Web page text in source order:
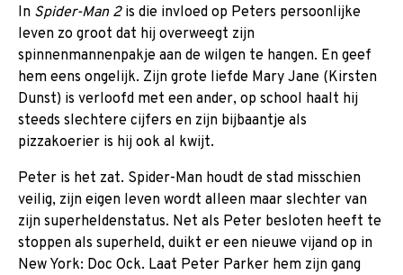
In Spider-Man 2 is die invloed op Peters persoonlijke
leven zo groot dat hij overweegt zijn
spinnenmannenpakje aan de wilgen te hangen. En geef
hem eens ongelijk. Zijn grote liefde Mary Jane (Kirsten
Dunst) is verloofd met een ander, op school haalt hij
steeds slechtere cijfers en zijn bijbaantje als
pizzakoerier is hij ook al kwijt.
Peter is het zat. Spider-Man houdt de stad misschien
veilig, zijn eigen leven wordt alleen maar slechter van
zijn superheldenstatus. Net als Peter besloten heeft te
stoppen als superheld, duikt er een nieuwe vijand op in
New York: Doc Ock. Laat Peter Parker hem zijn gang